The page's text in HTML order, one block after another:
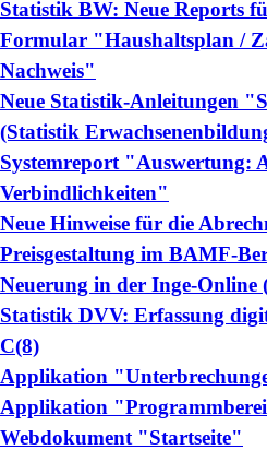
Statistik BW: Neue Reports
Formular "Haushaltsplan /
Nachweis"
Neue Statistik-Anleitungen
(Statistik
Systemreport "Auswertung:
Verbindlichkeiten"
Neue Hinweise für die
Preisgestaltung im BAMF-
Neuerung in der Inge-Online
Statistik DVV: Erfassung
C(8)
Applikation
Applikation
Webdokument "Startseite"